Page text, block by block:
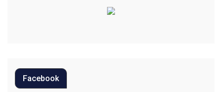
Editoriais
Facebook